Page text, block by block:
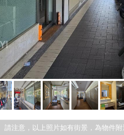
請注意，以上照片如有街景，為物件附